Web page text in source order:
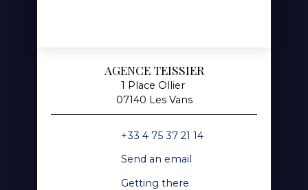
AGENCE TEISSIER
1 Place Ollier
07140 Les Vans
+33 4 75 37 21 14
Send an email
Getting there